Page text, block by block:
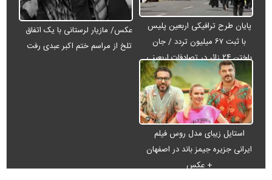
پایان طرح ترافیکی اربعین پلیس
با ثبت ۶۷ میلیون تردد / جان
باختن ۲۴ زائر در تصادفات اربعینی
عکس/ مازیار لرستانی با یک اتفاق
تلخ از مراسم ختم اکبر عبدی رفت
استایل زیبای مدل روس فیلم
ایرانی جزیره جیمز باند در اصفهان
+ عکس